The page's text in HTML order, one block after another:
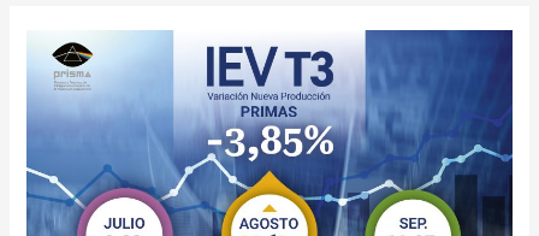
LA
TENDENCIA
NEGATIVA
EN
LAS
VENTAS
FRENA
EL
CANAL
DE
CORREDORES